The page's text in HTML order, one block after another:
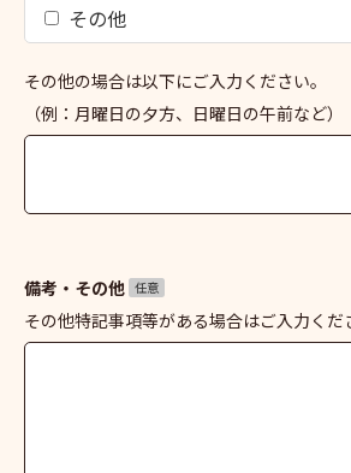
その他
その他の場合は以下にご入力ください。
（例：月曜日の夕方、日曜日の午前など）
備考・その他 任意
その他特記事項等がある場合はご入力くだ